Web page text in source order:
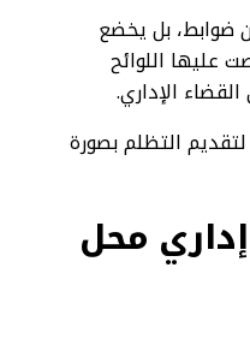
ضوابط، بل يخضع
عليها اللوائح
الإداري.
لتقديم التظلم بصورة
محل